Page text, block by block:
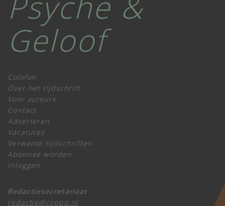
Geloof
Colofon
Over het tijdschrift
Voor auteurs
Contact
Adverteren
Vacatures
Verwante tijdschriften
Abonnee worden
Inloggen
Redactiesecretariaat
redactie@cvppp.nl